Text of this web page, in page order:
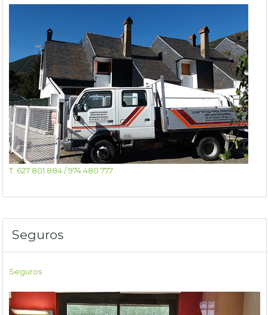
T. 627 801 884 / 974 480 777
Seguros
Seguros